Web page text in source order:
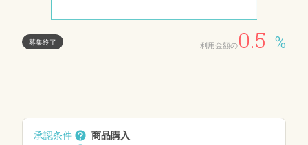
募集終了 利用金額の0.5 %
承認条件
商品購入